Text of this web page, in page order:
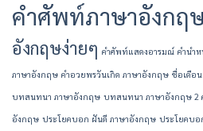
คำศัพท์ภาษาอังกฤ
อังกฤษง่ายๆ คำศัพท์แสดงอารมณ์ คํานํา
ภาษาอังกฤษ คําอวยพรวันเกิด ภาษาอังกฤษ ชื่อเดือ
บทสนทนา ภาษาอังกฤษ บทสนทนา ภาษาอังกฤษ 2
อังกฤษ ประโยคบอก ฝันดี ภาษาอังกฤษ ประโยคบอ